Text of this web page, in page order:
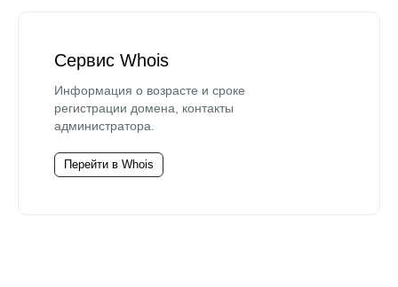
Сервис Whois
Информация о возрасте и сроке
регистрации домена, контакты
администратора.
Перейти в Whois